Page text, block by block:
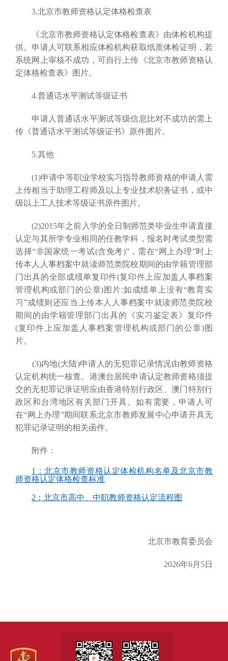
3.北京市教师资格认定体格检查表
《北京市教师资格认定体格检查表》由体检机构提
供。申请人可联系相应体检机构获取纸质体检证明，若
系统网上审核不成功，可自行上传《北京市教师资格认
定体格检查表》图片。
4.普通话水平测试等级证书
申请人普通话水平测试等级信息比对不成功的需上
传《普通话水平测试等级证书》原件图片。
5.其他
(1)申请中等职业学校实习指导教师资格的申请人需
上传相当于助理工程师及以上专业技术职务证书，或中
级以上工人技术等级证书原件图片。
(2)2015年之前入学的全日制师范类毕业生申请直接
认定与其所学专业相同的任教学科，报名时考试类型需
选择“非国家统一考试(含免考)”，需在“网上办理”时上
传本人人事档案中就读师范类院校期间的由学籍管理部
门出具的全部成绩单复印件(复印件上应加盖人事档案
管理机构或部门的公章)图片;如成绩单上没有“教育实
习”成绩则还应当上传本人人事档案中就读师范类院校
期间的由学籍管理部门出具的《实习鉴定表》复印件
(复印件上应加盖人事档案管理机构或部门的公章)图
片。
(3)内地(大陆)申请人的无犯罪记录情况由教师资格
认定机构统一核查。港澳台居民申请认定教师资格须提
交的无犯罪记录证明应由香港特别行政区、澳门特别行
政区和台湾地区有关部门开具。如有需要，申请人可
在“网上办理”期间联系北京市教师发展中心申请开具无
犯罪记录证明的相关函件。
附件：
1：北京市教师资格认定体检机构名单及北京市教
师资格认定体格检查标准
2：北京市高中、中职教师资格认定流程图
北京市教育委员会
2026年6月5日